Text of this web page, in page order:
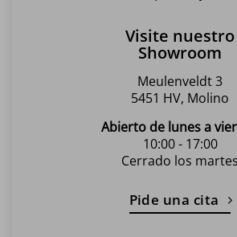
Visite nuestro
Showroom
Meulenveldt 3
5451 HV, Molino
Abierto de lunes a
10:00 - 17:00
Cerrado los martes
Pide una cita